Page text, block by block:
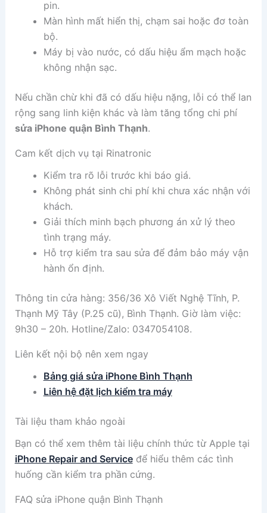
pin.
Màn hình mất hiển thị, chạm sai hoặc đơ toàn
bộ.
Máy bị vào nước, có dấu hiệu ẩm mạch hoặc
không nhận sạc.
Nếu chần chừ khi đã có dấu hiệu nặng, lỗi có thể lan
rộng sang linh kiện khác và làm tăng tổng chi phí
sửa iPhone quận Bình Thạnh.
Cam kết dịch vụ tại Rinatronic
Kiểm tra rõ lỗi trước khi báo giá.
Không phát sinh chi phí khi chưa xác nhận với
khách.
Giải thích minh bạch phương án xử lý theo
tình trạng máy.
Hỗ trợ kiểm tra sau sửa để đảm bảo máy vận
hành ổn định.
Thông tin cửa hàng: 356/36 Xô Viết Nghệ Tĩnh, P.
Thạnh Mỹ Tây (P.25 cũ), Bình Thạnh. Giờ làm việc:
9h30 – 20h. Hotline/Zalo: 0347054108.
Liên kết nội bộ nên xem ngay
Bảng giá sửa iPhone Bình Thạnh
Liên hệ đặt lịch kiểm tra máy
Tài liệu tham khảo ngoài
Bạn có thể xem thêm tài liệu chính thức từ Apple tại
iPhone Repair and Serviceđể hiểu thêm các tình
huống cần kiểm tra phần cứng.
FAQ sửa iPhone quận Bình Thạnh